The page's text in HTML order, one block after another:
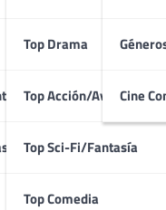
Top Drama
Top Acción/Aventura
Top Sci-Fi/Fantasía
Top Comedia
Cine
TÉCNICOS
Maestro